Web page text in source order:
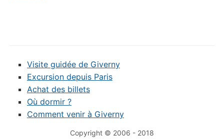
Visite guidée de Giverny
Excursion depuis Paris
Achat des billets
Où dormir ?
Comment venir à Giverny
Copyright © 2006 - 2018